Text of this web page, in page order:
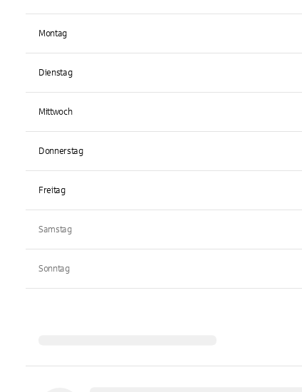
Montag
Dienstag
Mittwoch
Donnerstag
Freitag
Samstag
Sonntag